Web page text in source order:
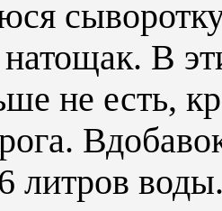
В
не есть,
литров